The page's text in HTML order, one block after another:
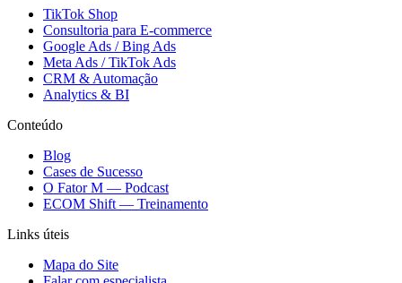
TikTok Shop
Consultoria para E-commerce
Google Ads / Bing Ads
Meta Ads / TikTok Ads
CRM & Automação
Analytics & BI
Conteúdo
Blog
Cases de Sucesso
O Fator M — Podcast
ECOM Shift — Treinamento
Links úteis
Mapa do Site